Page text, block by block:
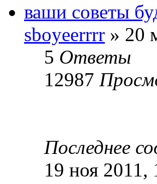
ваши советы
sboyeerrrr » 20
5 Ответы
12987
Последнее
19 ноя 2011,